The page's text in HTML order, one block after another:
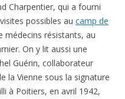
Charpentier, qui a fourni
possibles au camp de
médecins résistants, au
On y lit aussi une
Guérin, collaborateur
la Vienne sous la signature
à Poitiers, en avril 1942,